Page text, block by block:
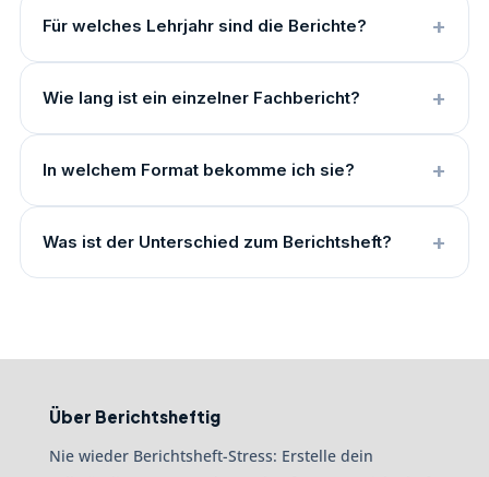
Für welches Lehrjahr sind die Berichte?
Wie lang ist ein einzelner Fachbericht?
In welchem Format bekomme ich sie?
Was ist der Unterschied zum Berichtsheft?
Über Berichtsheftig
Nie wieder Berichtsheft-Stress: Erstelle dein